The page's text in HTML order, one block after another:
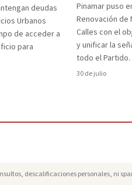
deudas
Urbanos
de acceder a
para
Pinamar puso
Renovación de
Calles con el
y unificar la
todo el Partido.
30 de julio
descalificaciones personales, ni